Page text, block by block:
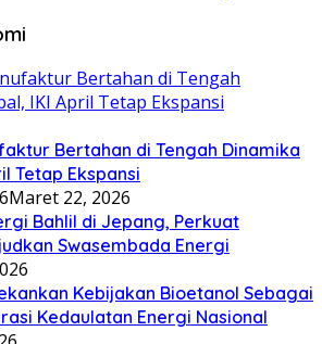
Bertahan di Tengah Dinamika
Tetap Ekspansi
Maret 22, 2026
Bahlil di Jepang, Perkuat
Swasembada Energi
Kebijakan Bioetanol Sebagai
Kedaulatan Energi Nasional